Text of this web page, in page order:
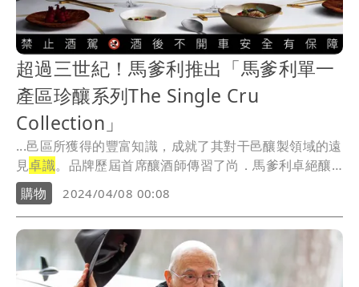
超過三世紀！馬爹利推出「馬爹利單一
產區珍釀系列The Single Cru
Collection」
...邑區所獲得的豐富知識，成就了其對干邑釀製領域的遠
見卓識。品牌歷屆首席釀酒師傳習了尚．馬爹利卓絕釀
酒工...
購物 2024/04/08 00:08